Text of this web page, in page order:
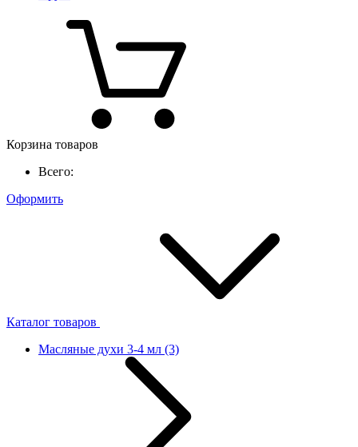
Корзина товаров
Всего:
Оформить
Каталог товаров
Масляные духи 3-4 мл (3)